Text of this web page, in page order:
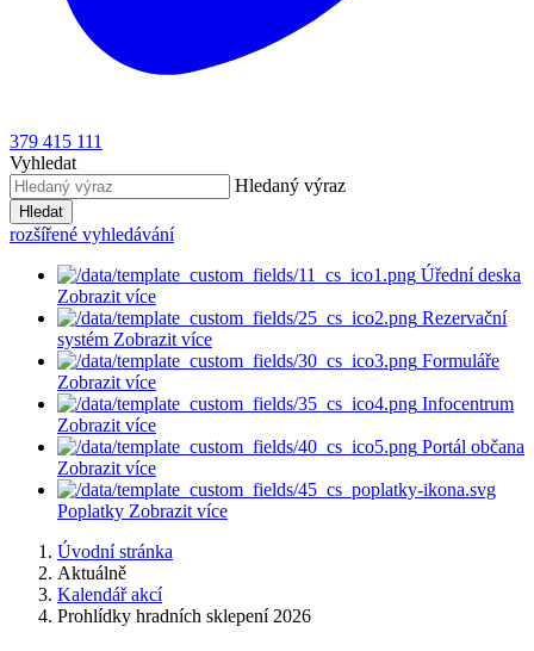
379 415 111
Vyhledat
Hledaný výraz
Hledat
rozšířené vyhledávání
Úřední deska
Zobrazit více
Rezervační
systém Zobrazit více
Formuláře
Zobrazit více
Infocentrum
Zobrazit více
Portál občana
Zobrazit více
Poplatky Zobrazit více
Úvodní stránka
Aktuálně
Kalendář akcí
Prohlídky hradních sklepení 2026